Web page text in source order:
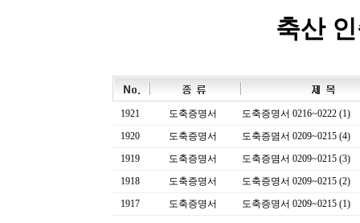
축산
1921 도축증명서
도축증명서 0216~0222 (1)
1920
도축증명서
도축증몀서 0209~0215 (4)
1919
도축증명서
도축증몀서 0209~0215 (3)
1918
도축증명서
도축증명서 0209~0215 (2)
1917
도축증명서 도축증명서 0209~0215 (1)